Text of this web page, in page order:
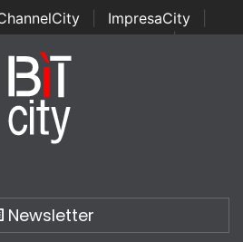
ImpresaCity
Italian Channel Awards | Italian
Italian Security Awards
Newsletter